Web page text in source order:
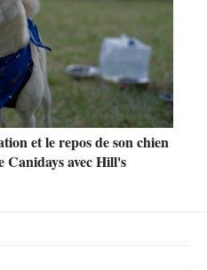
et le repos de son chien
Canidays avec Hill's